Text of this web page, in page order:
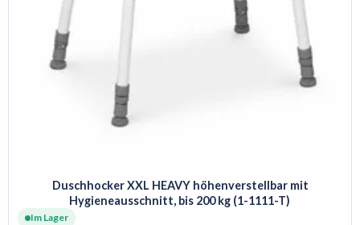
Duschhocker XXL HEAVY höhenverstellbar mit
Hygieneausschnitt, bis 200 kg (1-1111-T)
Im Lager